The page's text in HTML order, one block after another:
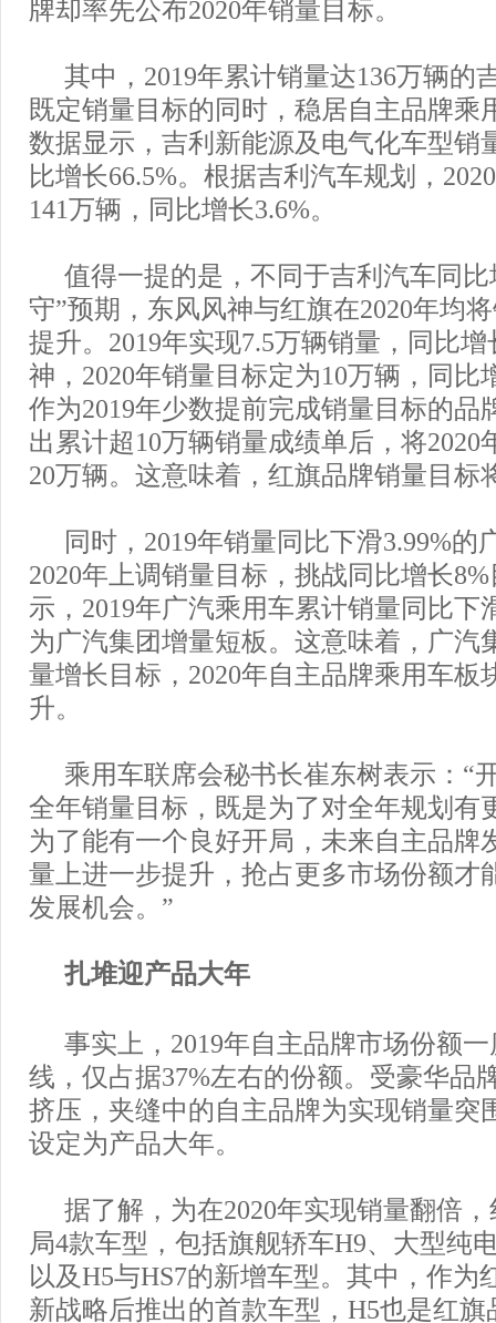
牌却率先公布2020年销量目标。
其中，2019年累计销量达136万辆的
既定销量目标的同时，稳居自主品牌乘
数据显示，吉利新能源及电气化车型销
比增长66.5%。根据吉利汽车规划，
141万辆，同比增长3.6%。
值得一提的是，不同于吉利汽车同比
守”预期，东风风神与红旗在2020年均
提升。2019年实现7.5万辆销量，同比增
神，2020年销量目标定为10万辆，同比
作为2019年少数提前完成销量目标的品
出累计超10万辆销量成绩单后，将2020
20万辆。这意味着，红旗品牌销量目标
同时，2019年销量同比下滑3.99%的
2020年上调销量目标，挑战同比增长
示，2019年广汽乘用车累计销量同比下
为广汽集团增量短板。这意味着，广汽
量增长目标，2020年自主品牌乘用车板
升。
乘用车联席会秘书长崔东树表示：“
全年销量目标，既是为了对全年规划有
为了能有一个良好开局，未来自主品牌
量上进一步提升，抢占更多市场份额才
发展机会。”
扎堆迎产品大年
事实上，2019年自主品牌市场份额一
线，仅占据37%左右的份额。受豪华品
挤压，夹缝中的自主品牌为实现销量突
设定为产品大年。
据了解，为在2020年实现销量翻倍
局4款车型，包括旗舰轿车H9、大型纯
以及H5与HS7的新增车型。其中，作为
新战略后推出的首款车型，H5也是红旗